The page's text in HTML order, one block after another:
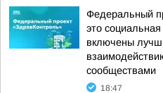
Федеральный
это
включены
сообществами
18:47